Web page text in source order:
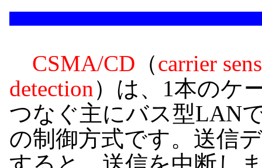
CSMA/CD （carrier
detection）は、1本のケ
つなぐ主にバス型LAN
の制御方式です。送信